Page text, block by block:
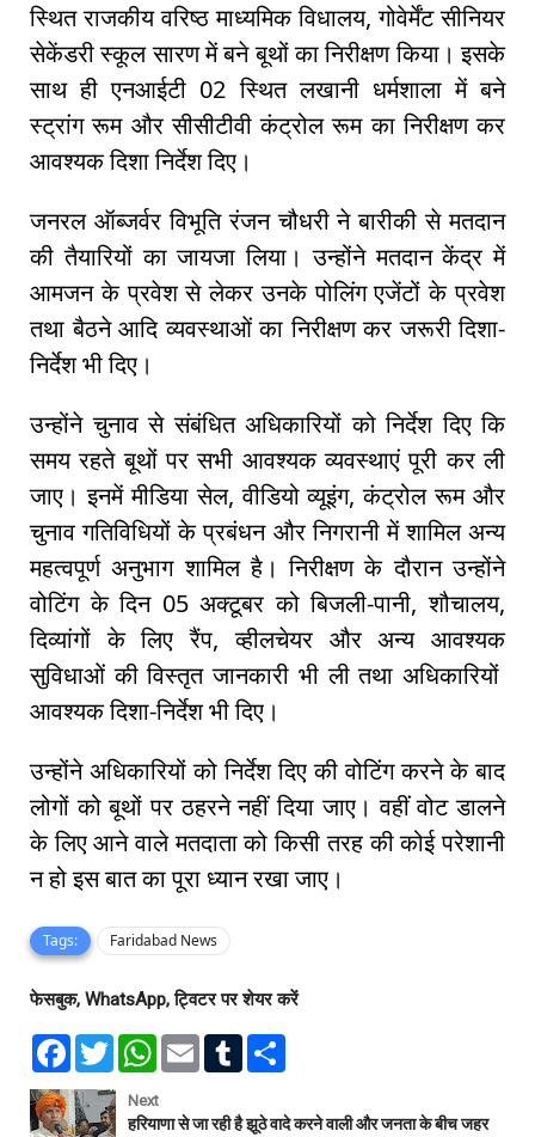
स्थित राजकीय वरिष्ठ माध्यमिक विधालय, गोवेर्मेंट सीनियर
सेकेंडरी स्कूल सारण में बने बूथों का निरीक्षण किया। इसके
साथ ही एनआईटी 02 स्थित लखानी धर्मशाला में बने
स्ट्रांग रूम और सीसीटीवी कंट्रोल रूम का निरीक्षण कर
आवश्यक दिशा निर्देश दिए।
जनरल ऑब्जर्वर विभूति रंजन चौधरी ने बारीकी से मतदान
की तैयारियों का जायजा लिया। उन्होंने मतदान केंद्र में
आमजन के प्रवेश से लेकर उनके पोलिंग एजेंटों के प्रवेश
तथा बैठने आदि व्यवस्थाओं का निरीक्षण कर जरूरी दिशा-
निर्देश भी दिए।
उन्होंने चुनाव से संबंधित अधिकारियों को निर्देश दिए कि
समय रहते बूथों पर सभी आवश्यक व्यवस्थाएं पूरी कर ली
जाए। इनमें मीडिया सेल, वीडियो व्यूइंग, कंट्रोल रूम और
चुनाव गतिविधियों के प्रबंधन और निगरानी में शामिल अन्य
महत्वपूर्ण अनुभाग शामिल है। निरीक्षण के दौरान उन्होंने
वोटिंग के दिन 05 अक्टूबर को बिजली-पानी, शौचालय,
दिव्यांगों के लिए रैंप, व्हीलचेयर और अन्य आवश्यक
सुविधाओं की विस्तृत जानकारी भी ली तथा अधिकारियों
आवश्यक दिशा-निर्देश भी दिए।
उन्होंने अधिकारियों को निर्देश दिए की वोटिंग करने के बाद
लोगों को बूथों पर ठहरने नहीं दिया जाए। वहीं वोट डालने
के लिए आने वाले मतदाता को किसी तरह की कोई परेशानी
न हो इस बात का पूरा ध्यान रखा जाए।
Tags: Faridabad News
फेसबुक, WhatsApp, ट्विटर पर शेयर करें
F
e
b
T
w
t
t
W
t
s
E
l
T
l
e
Next
हरियाणा से जा रही है झूठे वादे करने वाली और जनता के बीच जहर